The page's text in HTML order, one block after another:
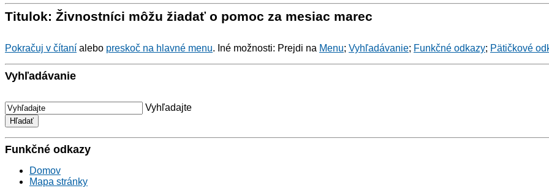
Titulok: Živnostníci môžu žiadať o pomoc za mesiac marec
Pokračuj v čítaní alebo preskoč na hlavné menu. Iné možnosti: Prejdi na Menu; Vyhľadávanie; Funkčné odkazy; Pätičkové
Vyhľadávanie
Vyhľadajte
Funkčné odkazy
Domov
Mapa stránky